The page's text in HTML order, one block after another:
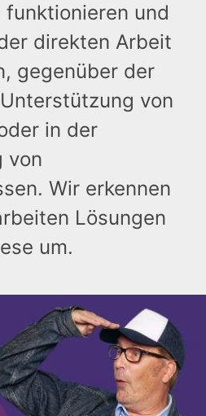
und
direkten Arbeit
gegenüber der
von
in der
von
Wir erkennen
Lösungen
um.